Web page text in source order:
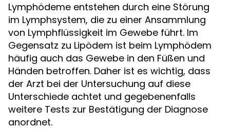
Lymphödeme entstehen durch eine Störung
im Lymphsystem, die zu einer Ansammlung
von Lymphflüssigkeit im Gewebe führt. Im
Gegensatz zu Lipödem ist beim Lymphödem
häufig auch das Gewebe in den Füßen und
Händen betroffen. Daher ist es wichtig, dass
der Arzt bei der Untersuchung auf diese
Unterschiede achtet und gegebenenfalls
weitere Tests zur Bestätigung der Diagnose
anordnet.